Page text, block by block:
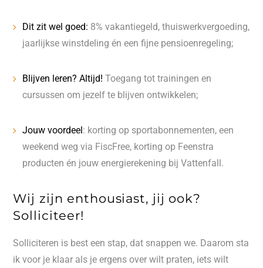
Dit zit wel goed: 8% vakantiegeld, thuiswerkvergoeding,
jaarlijkse winstdeling én een fijne pensioenregeling;
Blijven leren? Altijd!Toegang tot trainingen en
cursussen om jezelf te blijven ontwikkelen;
Jouw voordeel : korting op sportabonnementen, een
weekend weg via FiscFree, korting op Feenstra
producten én jouw energierekening bij Vattenfall.
Wij zijn enthousiast, jij ook?
Solliciteer!
Solliciteren is best een stap, dat snappen we. Daarom sta
ik voor je klaar als je ergens over wilt praten, iets wilt